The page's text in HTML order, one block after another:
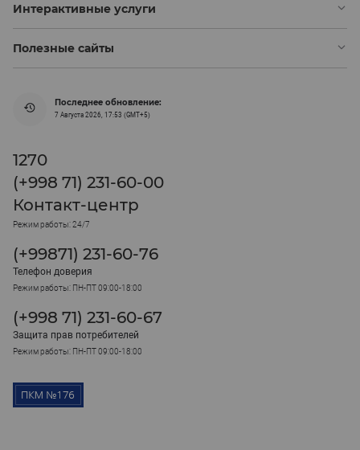
Интерактивные услуги
Полезные сайты
Последнее обновление:
7 Августа 2026, 17:53 (GMT+5)
1270
(+998 71) 231-60-00
Контакт-центр
Режим работы: 24/7
(+99871) 231-60-76
Телефон доверия
Режим работы: ПН-ПТ 09:00-18:00
(+998 71) 231-60-67
Защита прав потребителей
Режим работы: ПН-ПТ 09:00-18:00